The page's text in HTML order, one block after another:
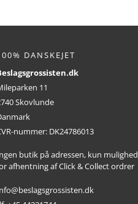
DANSKEJET
11
Skovlunde
nummer: DK24786013
butik på adressen, kun mulighed
afhentning af Click & Collect ordrer